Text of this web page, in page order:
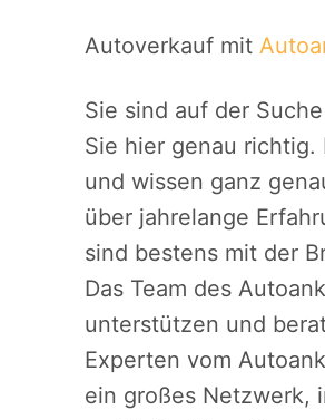
Autoverkauf mit
Sie sind auf der
Sie hier genau
und wissen ganz
über jahrelange
sind bestens mit der
Das Team des
unterstützen und
Experten vom
ein großes Netzwerk,